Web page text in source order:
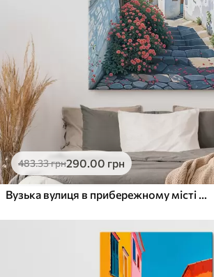
483.33грн290.00 грн
Вузька вулиця в прибережному місті з білими будинками, червоними черепичними дахами та яскравими рожевими квітами